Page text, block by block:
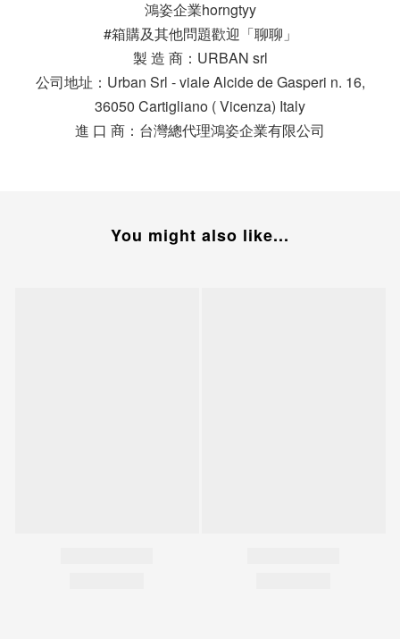
鴻姿企業horngtyy
#箱購及其他問題歡迎「聊聊」
製 造 商：URBAN srl
公司地址：Urban Srl - viale Alcide de Gasperi n. 16,
36050 Cartigliano ( Vicenza) Italy
進 口 商：台灣總代理鴻姿企業有限公司
You might also like...